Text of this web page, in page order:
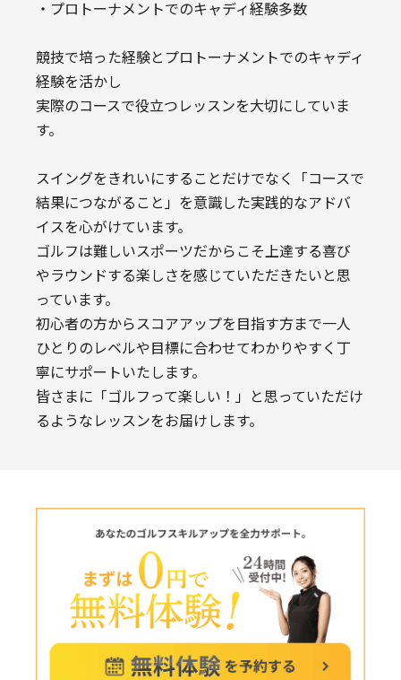
・プロトーナメントでのキャディ経験多数
競技で培った経験とプロトーナメントでのキャディ
経験を活かし
実際のコースで役立つレッスンを大切にしていま
す。
スイングをきれいにすることだけでなく「コースで
結果につながること」を意識した実践的なアドバ
イスを心がけています。
ゴルフは難しいスポーツだからこそ上達する喜び
やラウンドする楽しさを感じていただきたいと思
っています。
初心者の方からスコアアップを目指す方まで一人
ひとりのレベルや目標に合わせてわかりやすく丁
寧にサポートいたします。
皆さまに「ゴルフって楽しい！」と思っていただけ
るようなレッスンをお届けします。